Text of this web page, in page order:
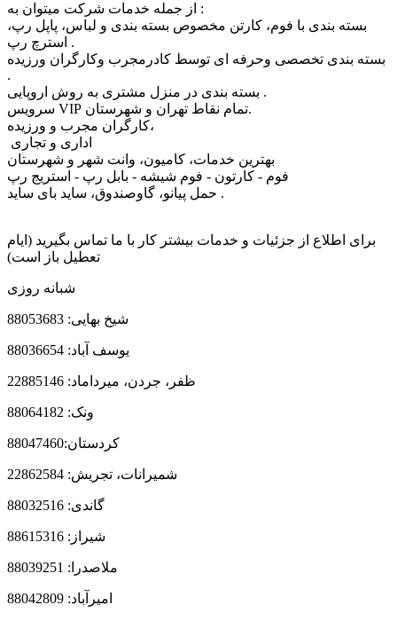
از جمله خدمات شرکت میتوان به :
بسته بندی با فوم، کارتن مخصوص بسته بندی و لباس، پاپل رپ،
استرچ رپ .
بسته بندی تخصصی وحرفه ای توسط کادرمجرب وکارگران ورزیده
.
بسته بندی در منزل مشتری به روش اروپایی .
سرویس VIP تمام نقاط تهران و شهرستان.
کارگران مجرب و ورزیده،
اداری و تجاری
بهترین خدمات، کامیون، وانت شهر و شهرستان
فوم - کارتون - فوم شیشه - بابل رپ - استریج رپ
حمل پیانو، گاوصندوق، ساید بای ساید .
برای اطلاع از جزئیات و خدمات بیشتر کار با ما تماس بگیرید (ایام
تعطیل باز است)
شبانه روزی
شیخ بهایی: 88053683
یوسف آباد: 88036654
ظفر، جردن، میرداماد: 22885146
ونک: 88064182
کردستان:88047460
شمیرانات، تجریش: 22862584
گاندی: 88032516
شیراز: 88615316
ملاصدرا: 88039251
امیرآباد: 88042809